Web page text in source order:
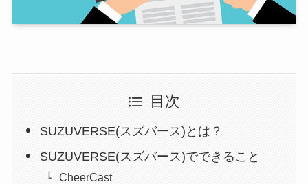
目次
SUZUVERSE(スズバース)とは？
SUZUVERSE(スズバース)でできること
CheerCast